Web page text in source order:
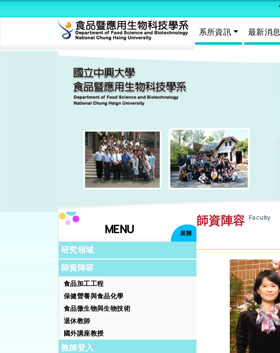
系所資訊 最新消息
Previous
MENU 展開
研究領域
師資陣容
食品加工工程
保健營養與食品化學
食品微生物與生物技術
退休教師
國外講座教授
教師登入
師資陣容 Faculty